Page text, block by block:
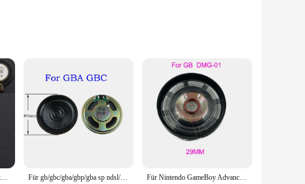
SP. Crafted from durable plastic, these speakers are not only
into the GBA SP, enhancing the device's functionality without
to deliver clear, crisp sound that will transport you to the heart of the
form factor. This makes it an ideal choice for both
Original Sound und Größe Lautsprecher Zubehör ersetzen für Gameboy gba sp hochwertige Lautsprecher gba sp Lautsprecher Spiel zubehör Für gb/gbc/gba/gbp/gba sp ndsl/ndsi Lautsprecher Ersatz für Gameboy Color Advance Lautsprecher Spiel zubehör Für Nintendo GameBoy Advance & Color Ersatzlautsprecher für GBA SP GBC GBC DMG -01 Lautsprecher